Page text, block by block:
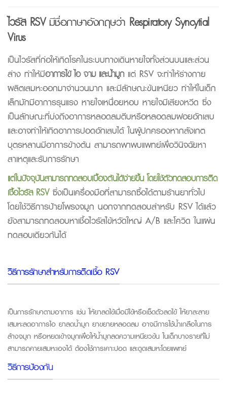
ไวรัส RSVมีชื่อภาษาอังกฤษว่า Respiratory Syncytial
Virus
เป็นไวรัสที่ก่อให้เกิดโรคในระบบทางเดินหายใจทั้งส่วนบนและส่วน
ล่าง ทำให้มีอาการไข้ ไอ จาม และน้ำมูกแต่ RSV จะทำให้ร่างกาย
ผลิตเสมหะออกมาจำนวนมาก และมีลักษณะข้นเหนียว ทำให้ในเด็ก
เล็กมักมีอาการรุนแรง หายใจเหนื่อยหอบ หายใจมีเสียงหวีด ซึ่ง
เป็นลักษณะที่บ่งถึงอาการหลอดลมตีบหรือหลอดลมฝอยอักเสบ
และอาจทำให้เกิดอาการปอดอักเสบได้ ในผู้ปกครองหากสังเกต
บุตรหลานมีอาการข้างต้น สามารถพาพบแพทย์เพื่อวินิจฉัยหา
สาเหตุและรับการรักษา
แต่ในปัจจุบันสามารถทดสอบเบื้องต้นได้ง่ายขึ้น โดยใช้ตัวทดสอบการติด
เชื้อไวรัส RSVซึ่งเป็นเครื่องมือที่สามารถซื้อได้ตามร้านยาทั่วไป
โดยใช้วิธีการป้ายโพรงจมูก นอกจากทดสอบสำหรับ RSV ได้แล้ว
ยังสามารถทดสอบหาเชื้อไวรัสไข้หวัดใหญ่ A/B และโควิด ในแผ่น
ทดสอบเดียวกันได้
วิธีการรักษาสำหรับการติดเชื้อ RSV
เป็นการรักษาตามอาการ เช่น ให้ยาลดไข้เมื่อมีไข้หรือเช็ดตัวลดไข้ ให้ยาละลาย
เสมหะลดอาการไอ ยาลดน้ำมูก ยาขยายหลอดลม อาจมีการใช้น้ำเกลือในการ
ล้างจมูก หรือหยดเข้าจมูกเพื่อให้น้ำมูกลดความเหนียวข้น ในเด็กบางรายที่ไม่
สามารถคายเสมหะเองได้ ต้องใช้การเคาะปอด และดูดเสมหะโดยแพทย์
วิธีการป้องกัน